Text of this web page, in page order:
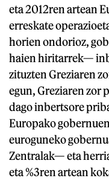
eta 2012ren artean
erreskate
horien ondorioz,
haien hiritarrek—
zituzten Greziaren
egun, Greziaren zor
dago inbertsore
Europako
euroguneko
Zentralak— eta
eta %3ren artean